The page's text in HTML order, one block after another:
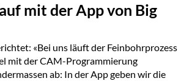
mit der App von Big
«Bei uns läuft der Feinbohrprozess
mit der CAM-Programmierung
ab: In der App geben wir die